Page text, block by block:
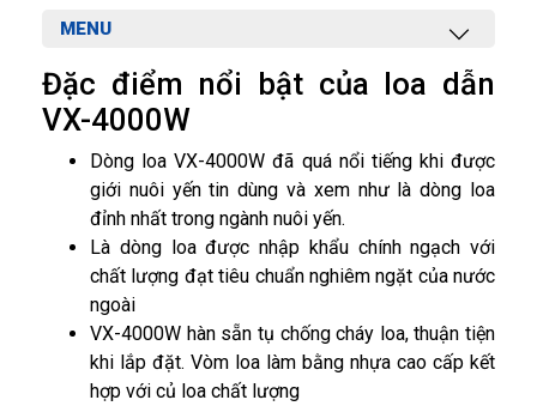
MENU
Đặc điểm nổi bật của loa dẫn
VX-4000W
Dòng loa VX-4000W đã quá nổi tiếng khi được
giới nuôi yến tin dùng và xem như là dòng loa
đỉnh nhất trong ngành nuôi yến.
Là dòng loa được nhập khẩu chính ngạch với
chất lượng đạt tiêu chuẩn nghiêm ngặt của nước
ngoài
VX-4000W hàn sẵn tụ chống cháy loa, thuận tiện
khi lắp đặt. Vòm loa làm bằng nhựa cao cấp kết
hợp với củ loa chất lượng